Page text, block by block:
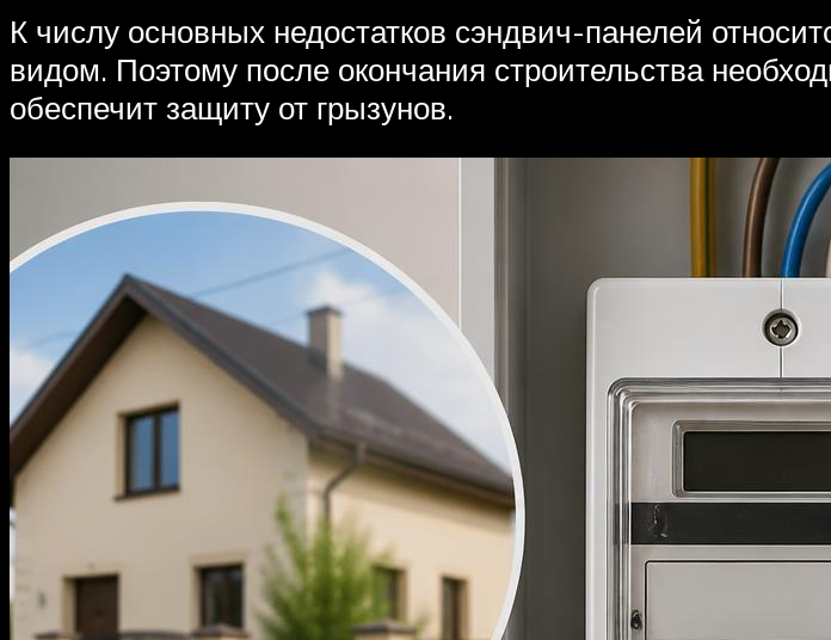
К числу основных недостатков сэндвич-панелей
видом. Поэтому после окончания строительства
обеспечит защиту от грызунов.